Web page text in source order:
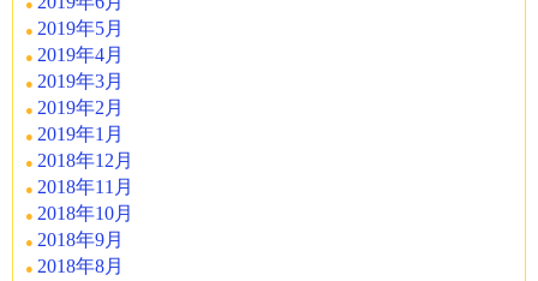
2019年5月
2019年4月
2019年3月
2019年2月
2019年1月
2018年12月
2018年11月
2018年10月
2018年9月
2018年8月